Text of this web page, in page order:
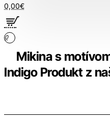
0,00€
0
Mikina s
Indigo Produkt z